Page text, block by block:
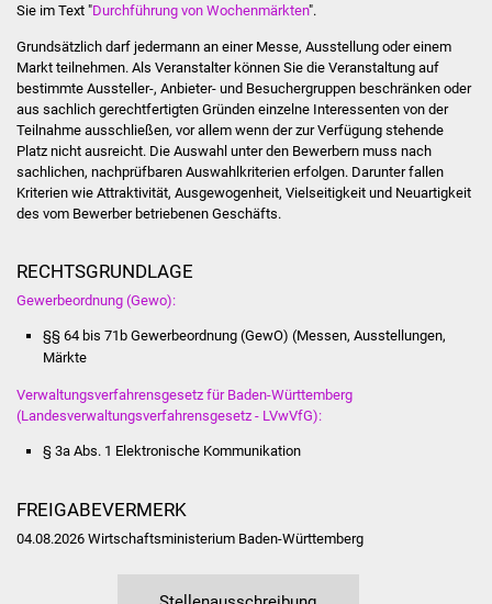
Stadtseniorenrat
Sommerwochen für
Ältere
Seniorenwohn- und
Familientreff
Kinder und Jugendliche
Schülerferienprogramm
Freundeskreis Asyl
Sie im Text "Durchführung von Wochenmärkten".
Grundsätzlich darf jedermann an einer Messe, Ausstellung oder einem
Markt teilnehmen. Als Veranstalter können Sie die Veranstaltung auf
bestimmte Aussteller-, Anbieter- und Besuchergruppen beschränken oder
aus sachlich gerechtfertigten Gründen einzelne Interessenten von der
Teilnahme ausschließen,vor allem wenn der zur Verfügung stehende
Platz nicht ausreicht. Die Auswahl unter den Bewerbern muss nach
sachlichen, nachprüfbaren Auswahlkriterien erfolgen. Darunter fallen
Kriterien wie Attraktivität, Ausgewogenheit, Vielseitigkeit und Neuartigkeit
des vom Bewerber betriebenen Geschäfts.
RECHTSGRUNDLAGE
Gewerbeordnung (Gewo):
§§ 64 bis 71b Gewerbeordnung (GewO) (Messen, Ausstellungen,
Märkte
Verwaltungsverfahrensgesetz für Baden-Württemberg
(Landesverwaltungsverfahrensgesetz - LVwVfG):
§ 3a Abs. 1 Elektronische Kommunikation
FREIGABEVERMERK
04.08.2026 Wirtschaftsministerium Baden-Württemberg